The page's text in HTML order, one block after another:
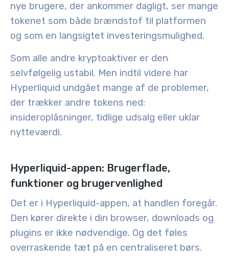
nye brugere, der ankommer dagligt, ser mange
tokenet som både brændstof til platformen
og som en langsigtet investeringsmulighed.
Som alle andre kryptoaktiver er den
selvfølgelig ustabil. Men indtil videre har
Hyperliquid undgået mange af de problemer,
der trækker andre tokens ned:
insideroplåsninger, tidlige udsalg eller uklar
nytteværdi.
Hyperliquid-appen: Brugerflade,
funktioner og brugervenlighed
Det er i Hyperliquid-appen, at handlen foregår.
Den kører direkte i din browser, downloads og
plugins er ikke nødvendige. Og det føles
overraskende tæt på en centraliseret børs.